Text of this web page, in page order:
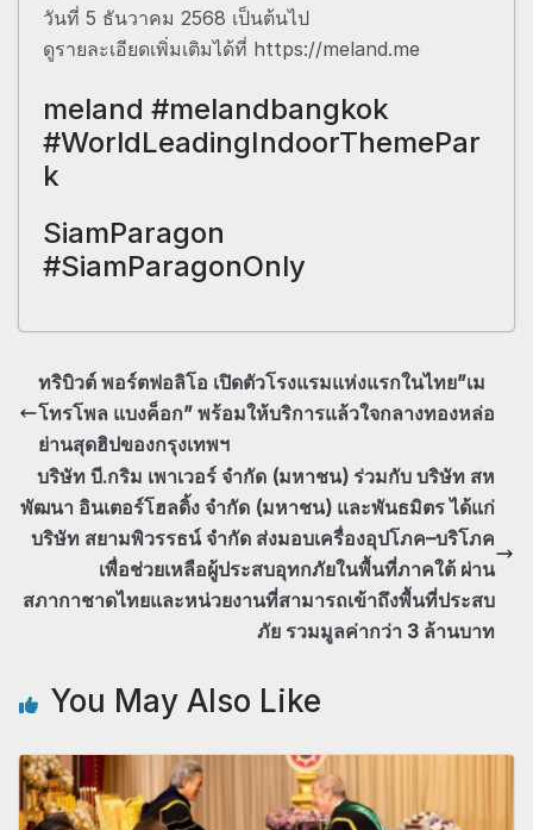
วันที่ 5 ธันวาคม 2568 เป็นต้นไป
ดูรายละเอียดเพิ่มเติมได้ที่ https://meland.me
meland #melandbangkok
#WorldLeadingIndoorThemePar
k
SiamParagon
#SiamParagonOnly
ทริบิวต์ พอร์ตฟอลิโอ เปิดตัวโรงแรมแห่งแรกในไทย”เม
โทรโพล แบงค็อก” พร้อมให้บริการแล้วใจกลางทองหล่อ
ย่านสุดฮิปของกรุงเทพฯ
บริษัท บี.กริม เพาเวอร์ จำกัด (มหาชน) ร่วมกับ บริษัท สห
พัฒนา อินเตอร์โฮลดิ้ง จำกัด (มหาชน) และพันธมิตร ได้แก่
บริษัท สยามพิวรรธน์ จำกัด ส่งมอบเครื่องอุปโภค–บริโภค
เพื่อช่วยเหลือผู้ประสบอุทกภัยในพื้นที่ภาคใต้ ผ่าน
สภากาชาดไทยและหน่วยงานที่สามารถเข้าถึงพื้นที่ประสบ
ภัย รวมมูลค่ากว่า 3 ล้านบาท
You May Also Like